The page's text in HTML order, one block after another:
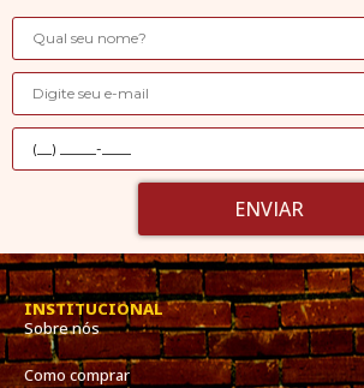
ENVIAR
INSTITUCIONAL
Sobre nós
Como comprar